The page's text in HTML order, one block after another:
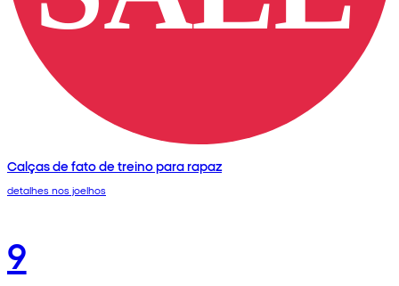
Calças de fato de treino para rapaz
detalhes nos joelhos
9